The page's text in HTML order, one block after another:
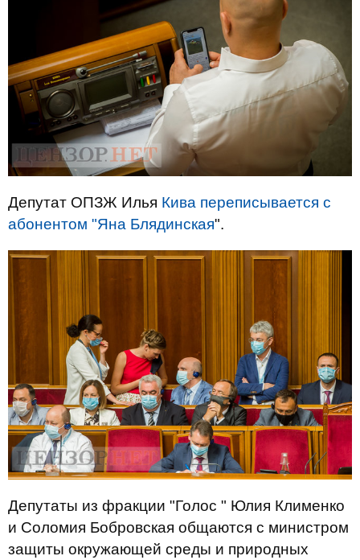
Депутат ОПЗЖ Илья Кива переписывается с
абонентом "Яна Блядинская".
Депутаты из фракции "Голос " Юлия Клименко
и Соломия Бобровская общаются с министром
защиты окружающей среды и природных